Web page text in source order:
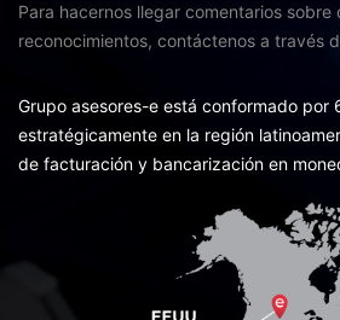
Para hacernos llegar comentarios sobre
reconocimientos, contáctenos a través
Grupo asesores-e está conformado por
estratégicamente en la región
de facturación y bancarización en